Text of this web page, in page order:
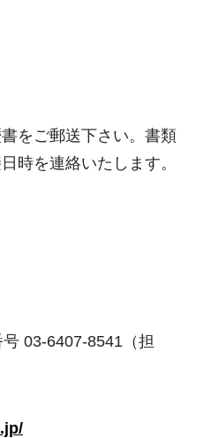
書をご郵送下さい。書類
時を連絡いたします。
03-6407-8541（担